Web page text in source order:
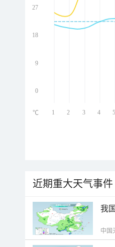
27
18
9
0
1 2 3 4 5
℃
近期重大天气事件
我
中国